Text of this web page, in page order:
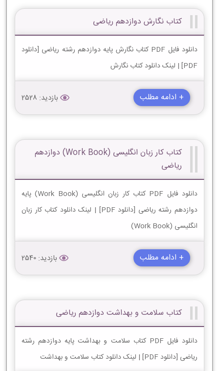
کتاب نگارش دوازدهم ریاضی
دانلود فایل PDF کتاب نگارش پایه دوازدهم رشته ریاضی [دانلود
PDF] | لینک دانلود کتاب نگارش
+ ادامه مطلب بازدید: 2528
کتاب کار زبان انگليسی (Work Book) دوازدهم
ریاضی
دانلود فایل PDF کتاب کار زبان انگليسی (Work Book) پایه
دوازدهم رشته ریاضی [دانلود PDF] | لینک دانلود کتاب کار زبان
انگليسی (Work Book)
+ ادامه مطلب بازدید: 2540
کتاب سلامت و بهداشت دوازدهم ریاضی
دانلود فایل PDF کتاب سلامت و بهداشت پایه دوازدهم رشته
ریاضی [دانلود PDF] | لینک دانلود کتاب سلامت و بهداشت